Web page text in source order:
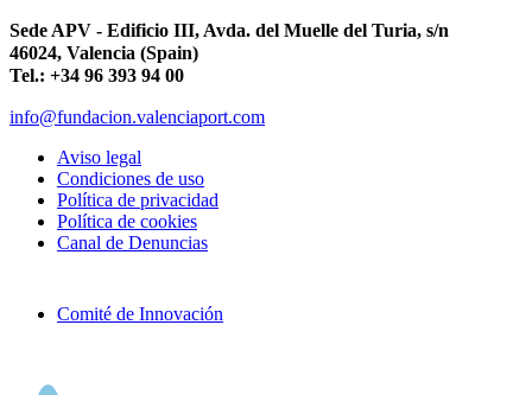
Sede APV - Edificio III, Avda. del Muelle del Turia, s/n
46024, Valencia (Spain)
Tel.: +34 96 393 94 00
info@fundacion.valenciaport.com
Aviso legal
Condiciones de uso
Política de privacidad
Política de cookies
Canal de Denuncias
Comité de Innovación